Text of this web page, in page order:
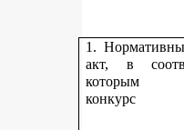
1.
акт, в
которым
конкурс